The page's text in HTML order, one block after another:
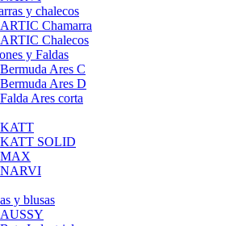
y chalecos
ARTIC Chamarra
ARTIC Chalecos
y Faldas
Bermuda Ares C
Bermuda Ares D
Falda Ares corta
KATT
KATT SOLID
MAX
NARVI
y blusas
AUSSY